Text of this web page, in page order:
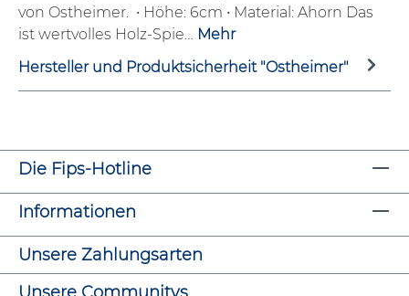
von Ostheimer. • Höhe: 6cm • Material: Ahorn Das
ist wertvolles Holz-Spie… Mehr
Hersteller und Produktsicherheit "Ostheimer"
Die Fips-Hotline
Informationen
Unsere Zahlungsarten